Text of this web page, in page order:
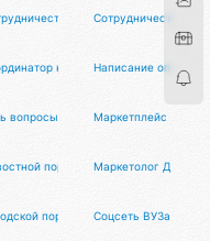
Сотрудничество
техник макияжа
нексусаНаписание
Поделись с нами, а
на игру любимой команды?
вопросы? Маркетплейс
портал Маркетолог ДевУбер
портал Соцсеть ВУЗа